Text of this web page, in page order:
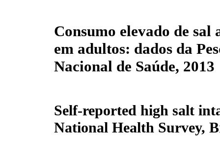
Consumo elevado de
em adultos: dados da
Nacional de Saúde, 2013
Self-reported high salt
National Health Survey,